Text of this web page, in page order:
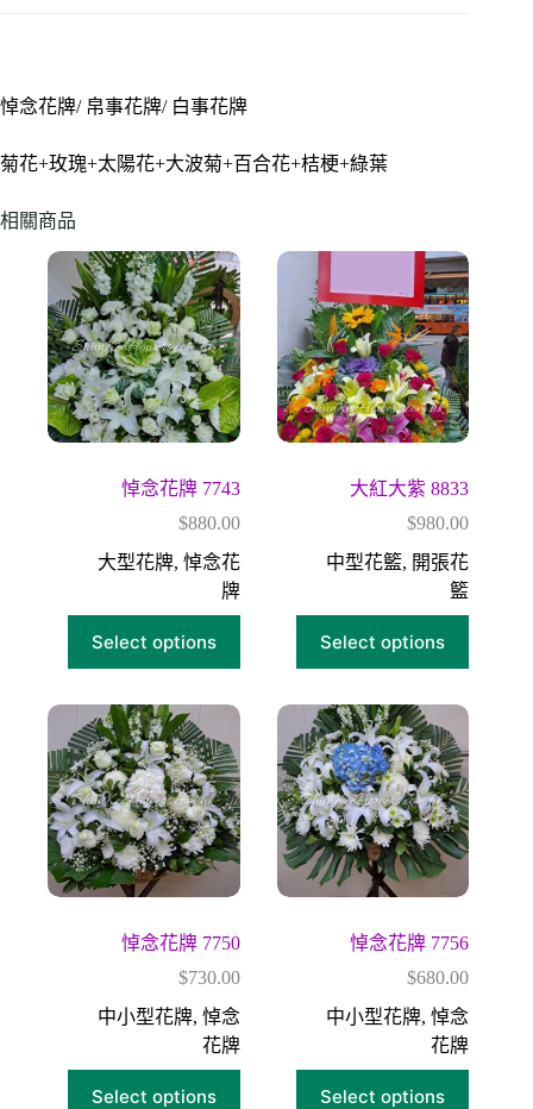
悼念花牌/ 帛事花牌/ 白事花牌
菊花+玫瑰+太陽花+大波菊+百合花+桔梗+綠葉
相關商品
悼念花牌 7743
$880.00
大型花牌, 悼念花
牌
Select options
大紅大紫 8833
$980.00
中型花籃, 開張花
籃
Select options
悼念花牌 7750
$730.00
中小型花牌, 悼念
花牌
Select options
悼念花牌 7756
$680.00
中小型花牌,悼念
花牌
Select options